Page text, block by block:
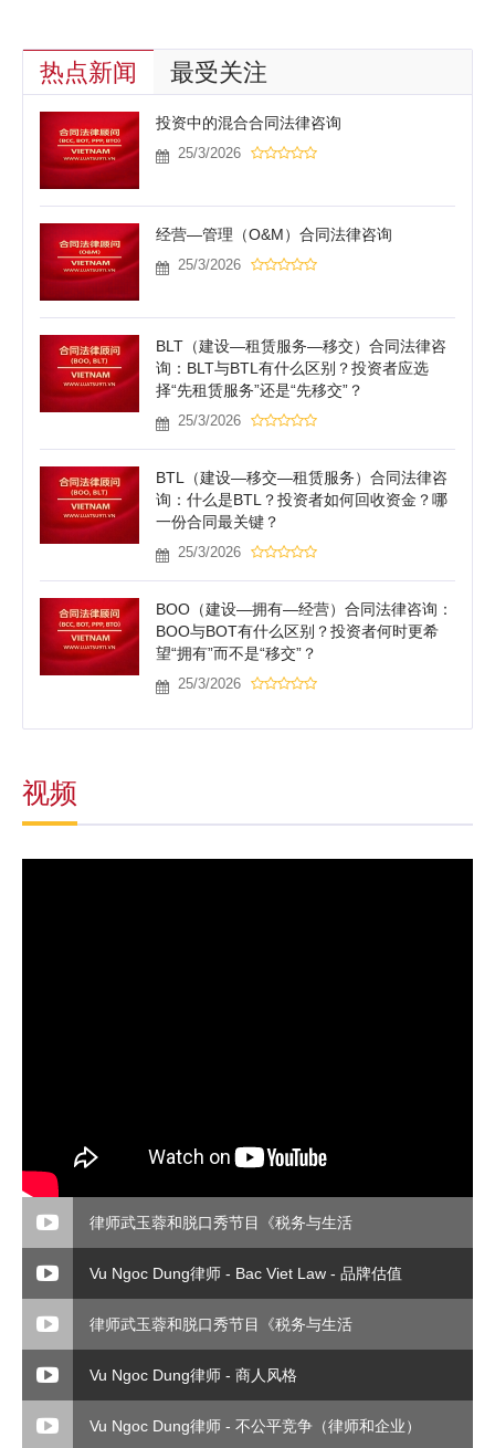
热点新闻 最受关注
投资中的混合合同法律咨询
25/3/2026
经营—管理（O&M）合同法律咨询
25/3/2026
BLT（建设—租赁服务—移交）合同法律咨
询：BLT与BTL有什么区别？投资者应选
择“先租赁服务”还是“先移交”？
25/3/2026
BTL（建设—移交—租赁服务）合同法律咨
询：什么是BTL？投资者如何回收资金？哪
一份合同最关键？
25/3/2026
BOO（建设—拥有—经营）合同法律咨询：
BOO与BOT有什么区别？投资者何时更希
望“拥有”而不是“移交”？
25/3/2026
视频
律师武玉蓉和脱口秀节目《税务与生活
Vu Ngoc Dung律师 - Bac Viet Law - 品牌估值
律师武玉蓉和脱口秀节目《税务与生活
Vu Ngoc Dung律师 - 商人风格
Vu Ngoc Dung律师 - 不公平竞争（律师和企业）